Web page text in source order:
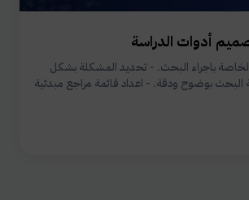
أدوات الدراسة
باجراء البحث. - تحديد المشكلة بشكل
بوضوح ودقة. - اعداد قائمة مراجع مبدئية